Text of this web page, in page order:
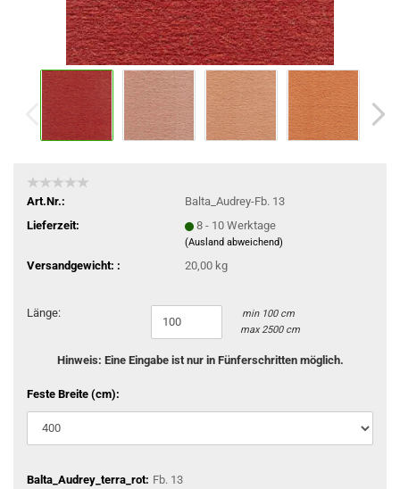
Art.Nr.:
Balta_Audrey-Fb. 13
Lieferzeit:
8 - 10 Werktage
(Ausland abweichend)
Versandgewicht: : 20,00 kg
Länge:
min 100 cm
max 2500 cm
Hinweis: Eine Eingabe ist nur in Fünferschritten möglich.
Feste Breite (cm):
Balta_Audrey_terra_rot: Fb. 13